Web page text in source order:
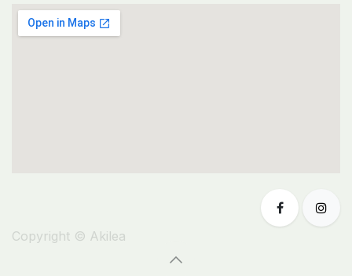
Copyright © Akilea